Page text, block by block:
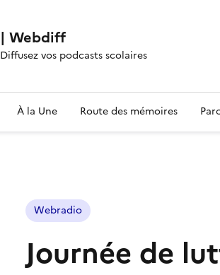
| Webdiff
Diffusez vos podcasts scolaires
À la Une Route des mémoires
Webradio
Journée de